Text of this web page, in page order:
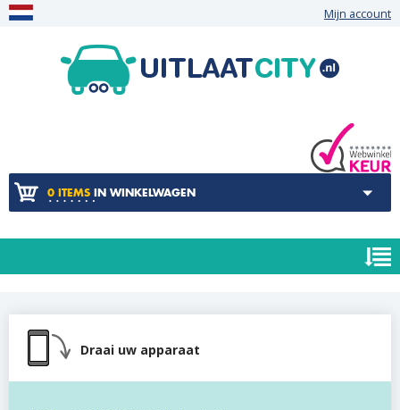
Mijn account
0 ITEMS IN WINKELWAGEN
Draai uw apparaat